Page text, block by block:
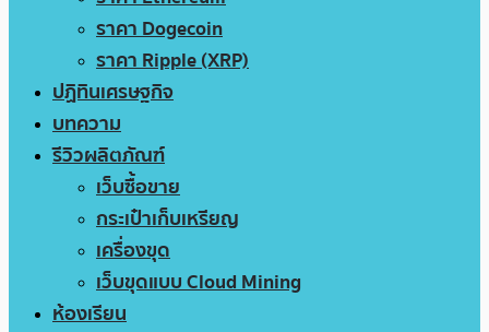
ราคา Dogecoin
ราคา Ripple (XRP)
ปฏิทินเศรษฐกิจ
บทความ
รีวิวผลิตภัณฑ์
เว็บซื้อขาย
กระเป๋าเก็บเหรียญ
เครื่องขุด
เว็บขุดแบบ Cloud Mining
ห้องเรียน